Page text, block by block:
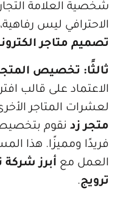
التجارية وتعزز
ليس رفاهية، بل
الكترونية.
المتجر بعيدًا عن
على قالب افتراضي
الأخرى. في
بتخصيص كامل
هذا المستوى من
أبرز شركة تصميم